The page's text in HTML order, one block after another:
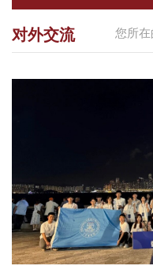
您所在
对外交流